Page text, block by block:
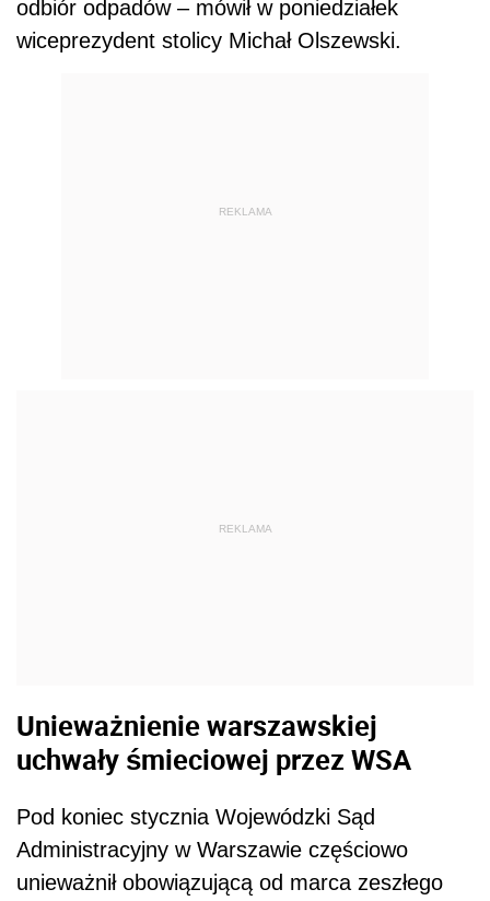
odbiór odpadów – mówił w poniedziałek
wiceprezydent stolicy Michał Olszewski.
REKLAMA
REKLAMA
Unieważnienie warszawskiej
uchwały śmieciowej przez WSA
Pod koniec stycznia Wojewódzki Sąd
Administracyjny w Warszawie częściowo
unieważnił obowiązującą od marca zeszłego